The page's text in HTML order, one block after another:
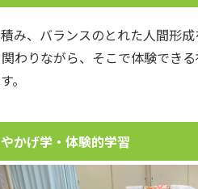
み、バランスのとれた人間形
わりながら、そこで体験でき
。
やかげ学・体験的学習